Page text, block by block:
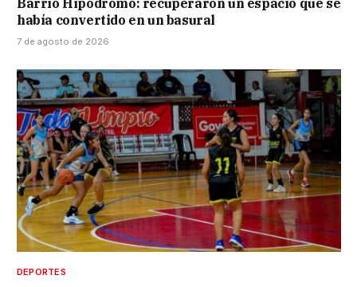
Barrio Hipódromo: recuperaron un espacio que se
había convertido en un basural
7 de agosto de 2026
DEPORTES